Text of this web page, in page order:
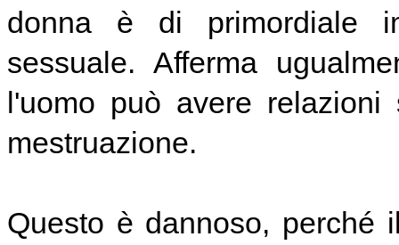
donna è di primordiale
sessuale. Afferma
l'uomo può avere
mestruazione.
Questo è dannoso, perché